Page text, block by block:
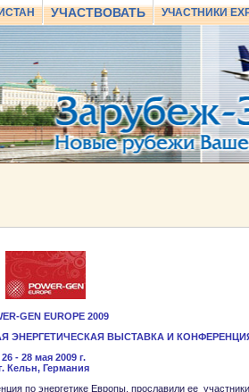
УЧАСТВОВАТЬ УЧАСТНИКИ
GEN EUROPE 2009
ЭНЕРГЕТИЧЕСКАЯ ВЫСТАВКА И
26 - 28 мая 2009 г.
Кельн, Германия
по энергетике Европы, прославили ее участники.